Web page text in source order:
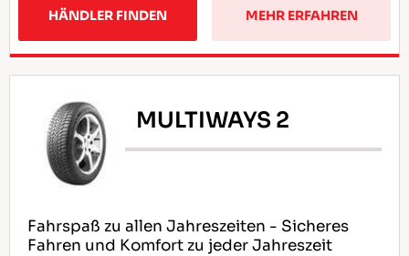
HÄNDLER FINDEN MEHR ERFAHREN
MULTIWAYS 2
Fahrspaß zu allen Jahreszeiten - Sicheres
Fahren und Komfort zu jeder Jahreszeit